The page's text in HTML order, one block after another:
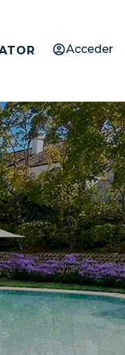
Acceder